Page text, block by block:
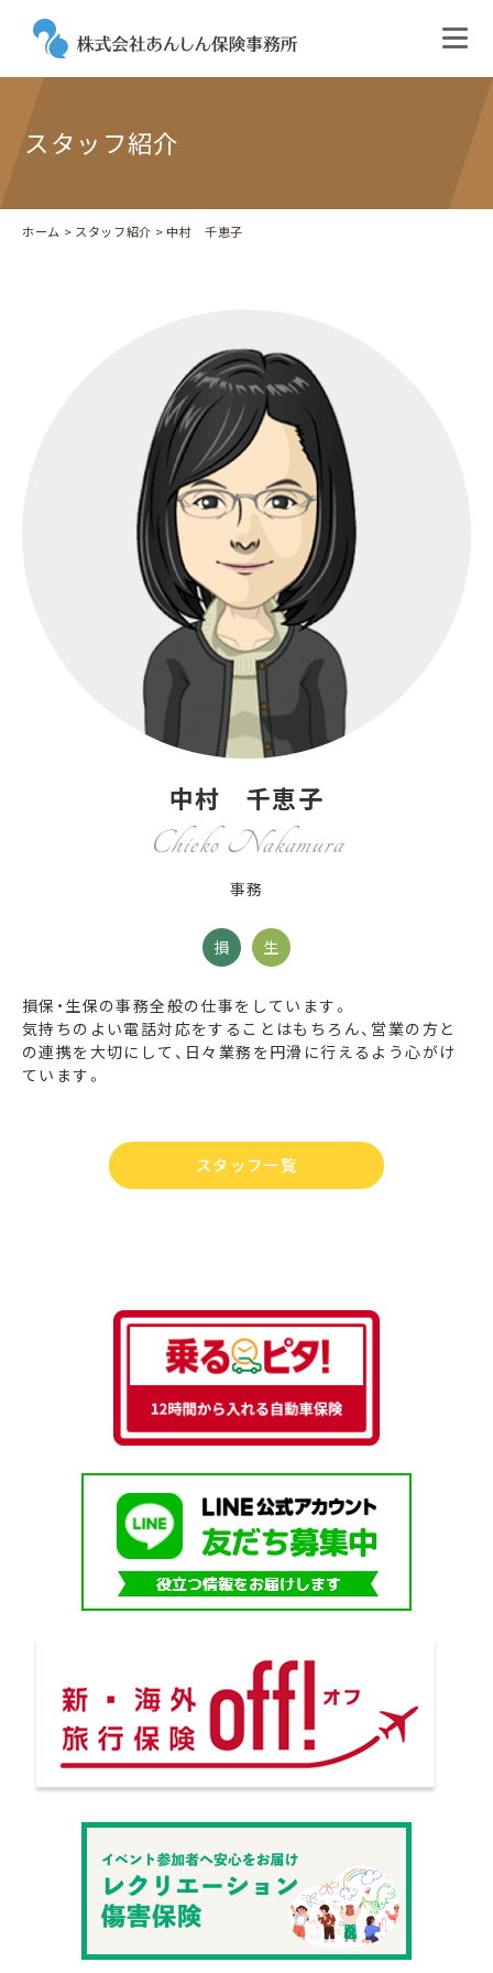
スタッフ紹介
ホーム > スタッフ紹介 > 中村 千恵子
中村 千恵子
Chieko Nakamura
事務
損 生
損保・生保の事務全般の仕事をしています。
気持ちのよい電話対応をすることはもちろん、営業の方と
の連携を大切にして、日々業務を円滑に行えるよう心がけ
ています。
スタッフ一覧